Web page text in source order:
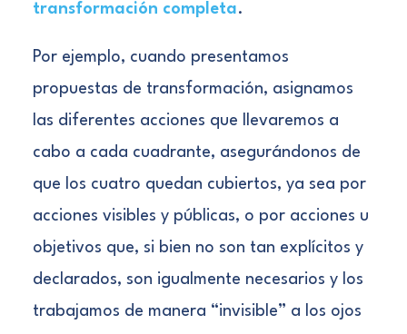
transformación completa.
Por ejemplo, cuando presentamos
propuestas de transformación, asignamos
las diferentes acciones que llevaremos a
cabo a cada cuadrante, asegurándonos de
que los cuatro quedan cubiertos, ya sea por
acciones visibles y públicas, o por acciones u
objetivos que, si bien no son tan explícitos y
declarados, son igualmente necesarios y los
trabajamos de manera “invisible” a los ojos